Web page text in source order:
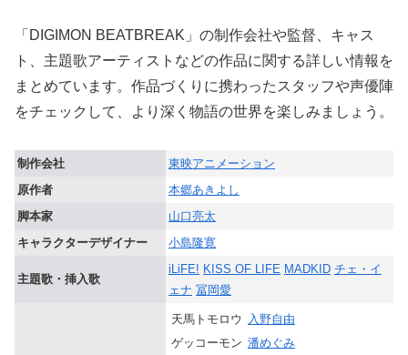
「DIGIMON BEATBREAK」の制作会社や監督、キャス
ト、主題歌アーティストなどの作品に関する詳しい情報を
まとめています。作品づくりに携わったスタッフや声優陣
をチェックして、より深く物語の世界を楽しみましょう。
制作会社
東映アニメーション
原作者
本郷あきよし
脚本家
山口亮太
キャラクターデザイナー
小島隆寛
主題歌・挿入歌
iLiFE! KISS OF LIFE MADKID チェ・イ
ェナ 冨岡愛
天馬トモロウ
入野自由
ゲッコーモン 潘めぐみ